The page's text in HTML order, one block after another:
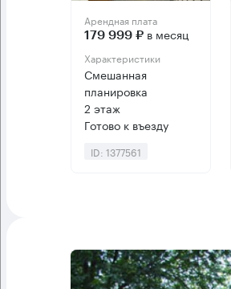
Арендная плата
179 999 ₽ в месяц
Характеристики
Смешанная
планировка
2 этаж
Готово к въезду
ID: 1377561